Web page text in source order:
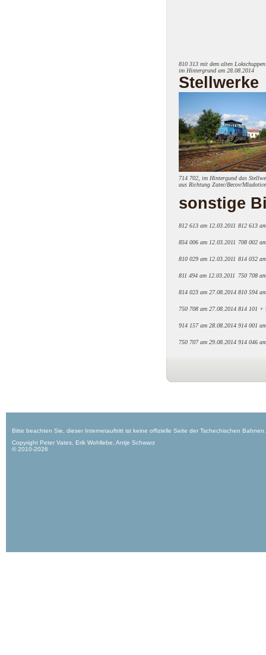
810 313 mit dem alten
im Hintergrund am 28.08.2014
Stellwerke
714 702, im Hintergund das
aus Richtung Zatec/Becov/
sonstige
812 613 am 12.03.2011 812 613
854 006 am 12.03.2011 708 002
810 029 am 12.03.2011 814 032
811 494 am 12.03.2011 750 708
814 023 am 27.08.2014 810 594
750 708 am 27.08.2014 814 101 +
914 157 am 28.08.2014 914 001
750 707 am 29.08.2014 914 046
Bitte beachten Sie, dieser Internetauftritt ist keine offizielle Seite der Tschechischen
Copyright Peter Vates, Erik Wohllebe, Antje Schwarz
© 2010-2026